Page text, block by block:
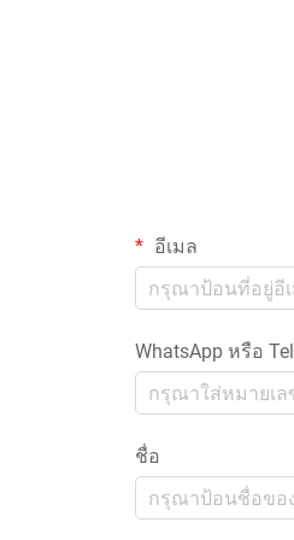
อีเมล
WhatsApp หรือ Tel
ชื่อ